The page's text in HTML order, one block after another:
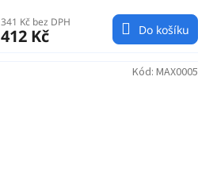
341 Kč bez DPH
412 Kč Do košíku
Kód: MAX0005